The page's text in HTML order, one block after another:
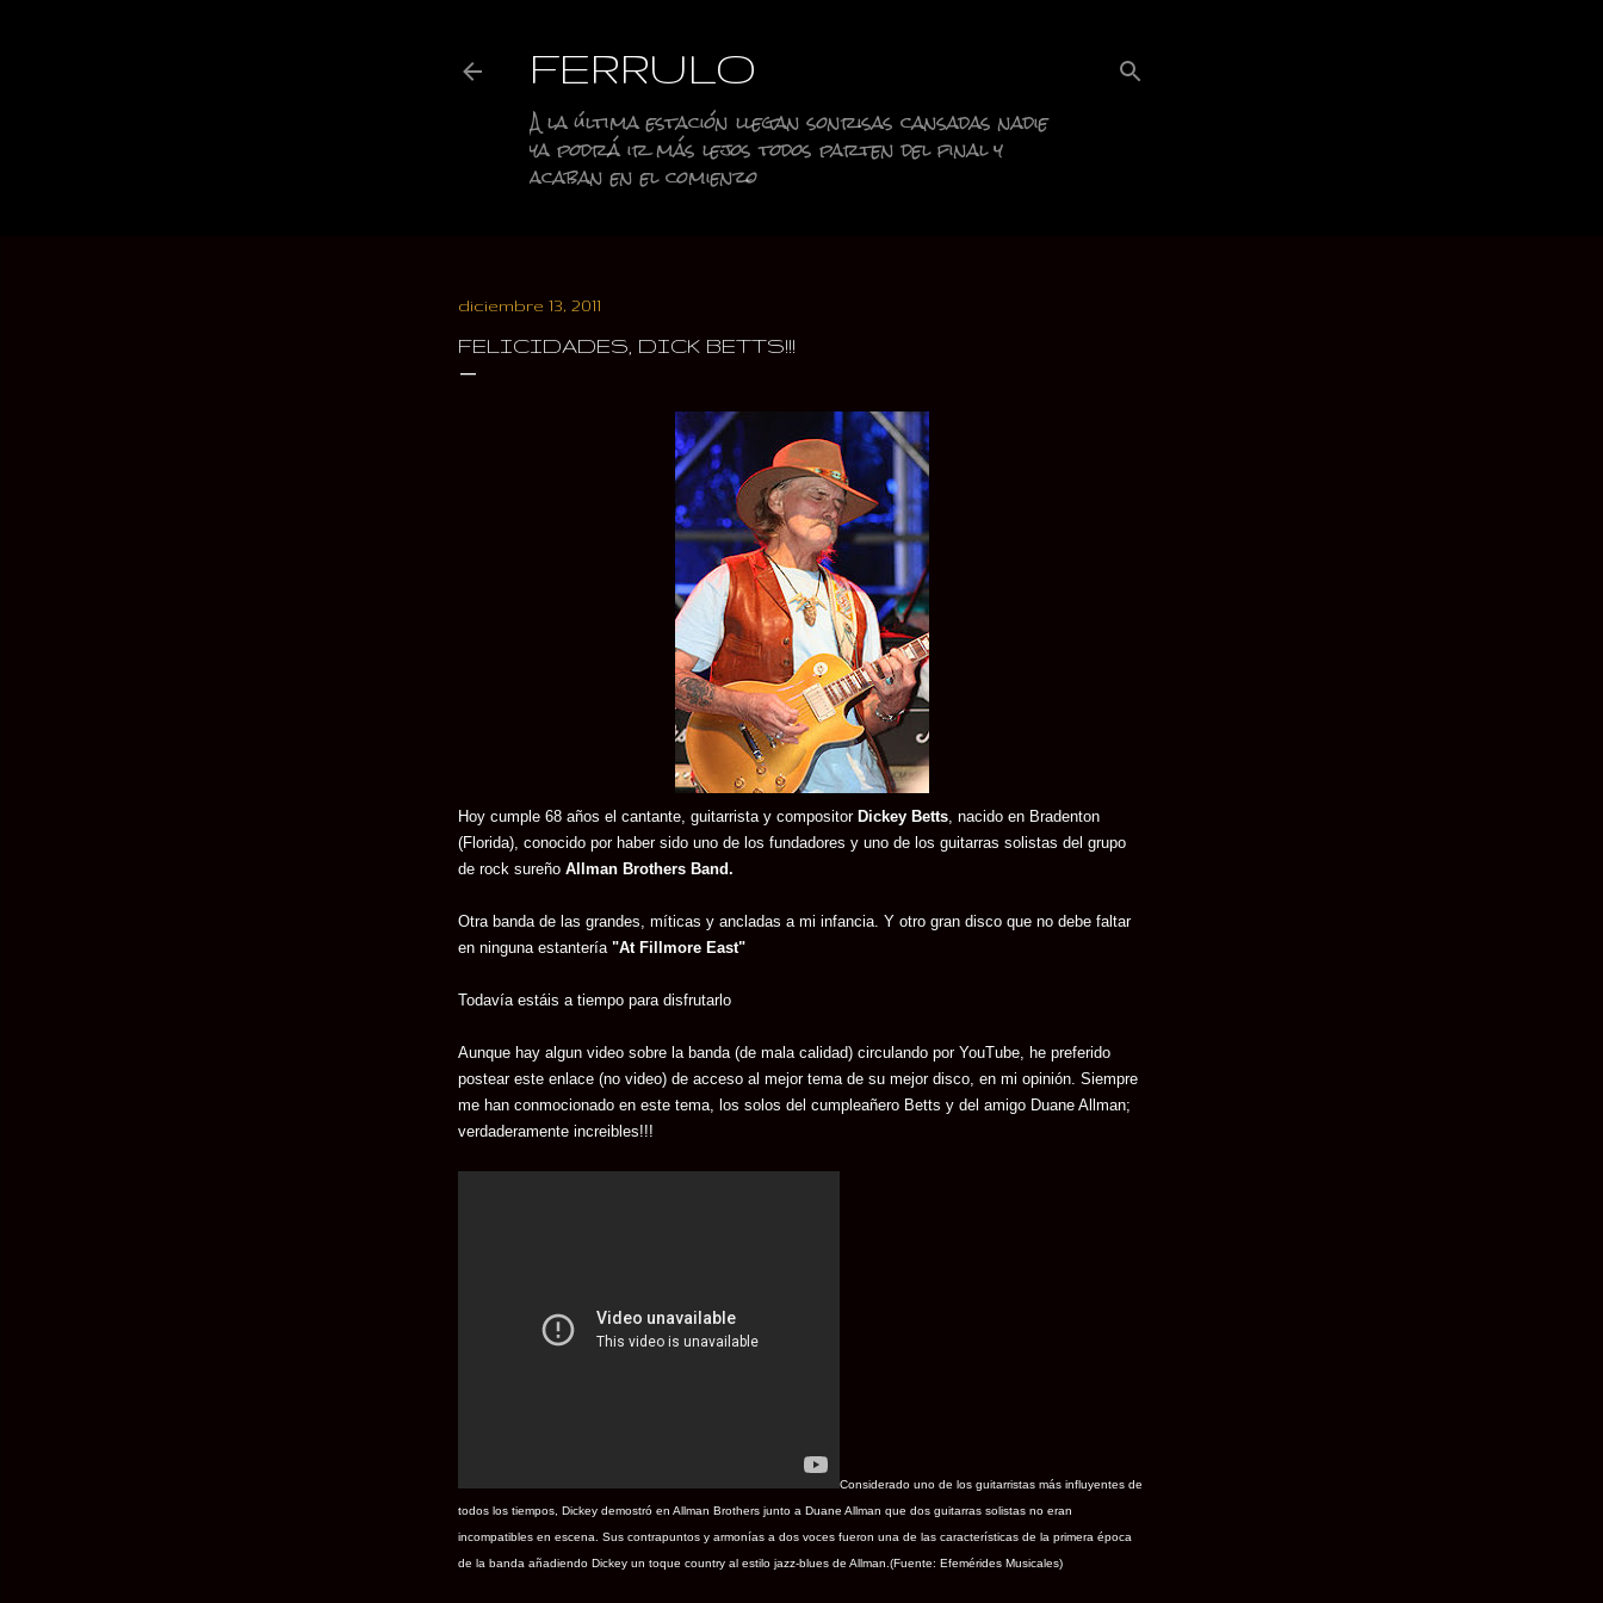
FERRULO
A la última estación llegan sonrisas cansadas nadie
ya podrá ir más lejos todos parten del final y
acaban en el comienzo
diciembre 13, 2011
FELICIDADES, DICK BETTS!!!
Hoy cumple 68 años el cantante, guitarrista y compositor Dickey Betts, nacido en Bradenton
(Florida), conocido por haber sido uno de los fundadores y uno de los guitarras solistas del grupo
de rock sureño Allman Brothers Band.
Otra banda de las grandes, míticas y ancladas a mi infancia. Y otro gran disco que no debe faltar
en ninguna estantería "At Fillmore East"
Todavía estáis a tiempo para disfrutarlo
Aunque hay algun video sobre la banda (de mala calidad) circulando por YouTube, he preferido
postear este enlace (no video) de acceso al mejor tema de su mejor disco, en mi opinión. Siempre
me han conmocionado en este tema, los solos del cumpleañero Betts y del amigo Duane Allman;
verdaderamente increibles!!!
Considerado uno de los guitarristas más influyentes de
todos los tiempos, Dickey demostró en Allman Brothers junto a Duane Allman que dos guitarras solistas no eran
incompatibles en escena. Sus contrapuntos y armonías a dos voces fueron una de las características de la primera época
de la banda añadiendo Dickey un toque country al estilo jazz-blues de Allman.(Fuente: Efemérides Musicales)